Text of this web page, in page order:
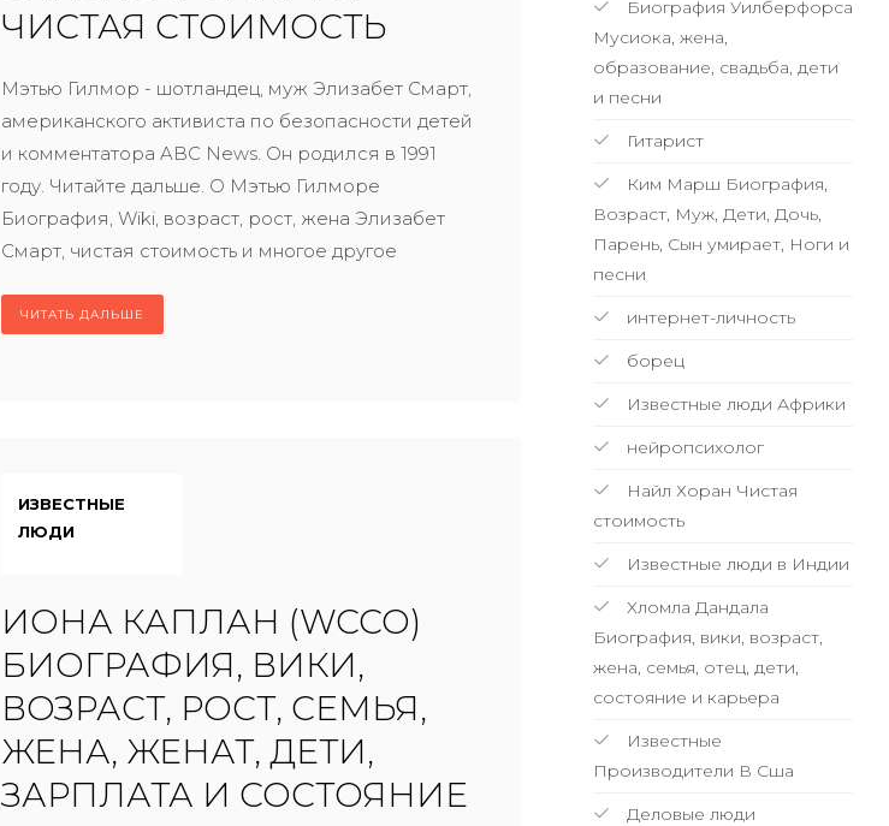
ЧИСТАЯ СТОИМОСТЬ
Мэтью Гилмор - шотландец, муж Элизабет Смарт,
американского активиста по безопасности детей
и комментатора ABC News. Он родился в 1991
году. Читайте дальше. О Мэтью Гилморе
Биография, Wiki, возраст, рост, жена Элизабет
Смарт, чистая стоимость и многое другое
ЧИТАТЬ ДАЛЬШЕ
ИЗВЕСТНЫЕ
ЛЮДИ
ИОНА КАПЛАН (WCCO)
БИОГРАФИЯ, ВИКИ,
ВОЗРАСТ, РОСТ, СЕМЬЯ,
ЖЕНА, ЖЕНАТ, ДЕТИ,
ЗАРПЛАТА И СОСТОЯНИЕ
Биография Уилберфорса
Мусиока, жена,
образование, свадьба, дети
и песни
Гитарист
Ким Марш Биография,
Возраст, Муж, Дети, Дочь,
Парень, Сын умирает, Ноги и
песни
интернет-личность
борец
Известные люди Африки
нейропсихолог
Найл Хоран Чистая
стоимость
Известные люди в Индии
Хломла Дандала
Биография, вики, возраст,
жена, семья, отец, дети,
состояние и карьера
Известные
Производители В Сша
Деловые люди